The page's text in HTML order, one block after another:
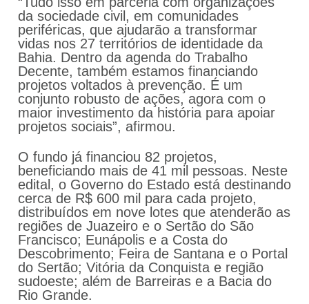
da sociedade civil, em comunidades
periféricas, que ajudarão a transformar
vidas nos 27 territórios de identidade da
Bahia. Dentro da agenda do Trabalho
Decente, também estamos financiando
projetos voltados à prevenção. É um
conjunto robusto de ações, agora com o
maior investimento da história para apoiar
projetos sociais”, afirmou.
O fundo já financiou 82 projetos,
beneficiando mais de 41 mil pessoas. Neste
edital, o Governo do Estado está destinando
cerca de R$ 600 mil para cada projeto,
distribuídos em nove lotes que atenderão as
regiões de Juazeiro e o Sertão do São
Francisco; Eunápolis e a Costa do
Descobrimento; Feira de Santana e o Portal
do Sertão; Vitória da Conquista e região
sudoeste; além de Barreiras e a Bacia do
Rio Grande.